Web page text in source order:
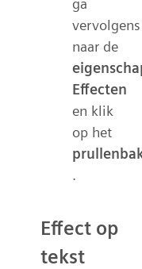
ga
vervolgens
naar de
Effecten
en klik
op het
.
Effect op
tekst